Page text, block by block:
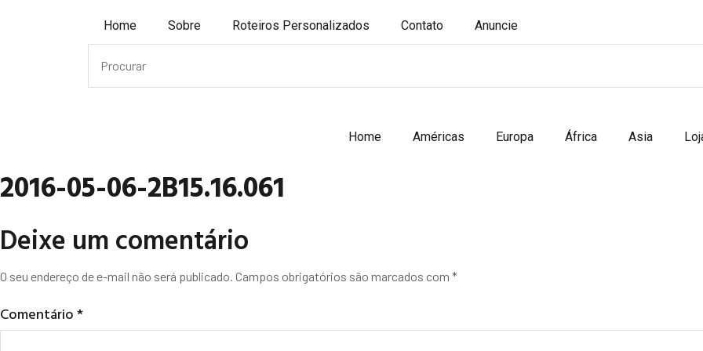
Home Sobre Roteiros Personalizados Contato Anuncie
Home Américas Europa África Asia
2016-05-06-2B15.16.061
Deixe um comentário
O seu endereço de e-mail não será publicado. Campos obrigatórios são marcados com *
Comentário*